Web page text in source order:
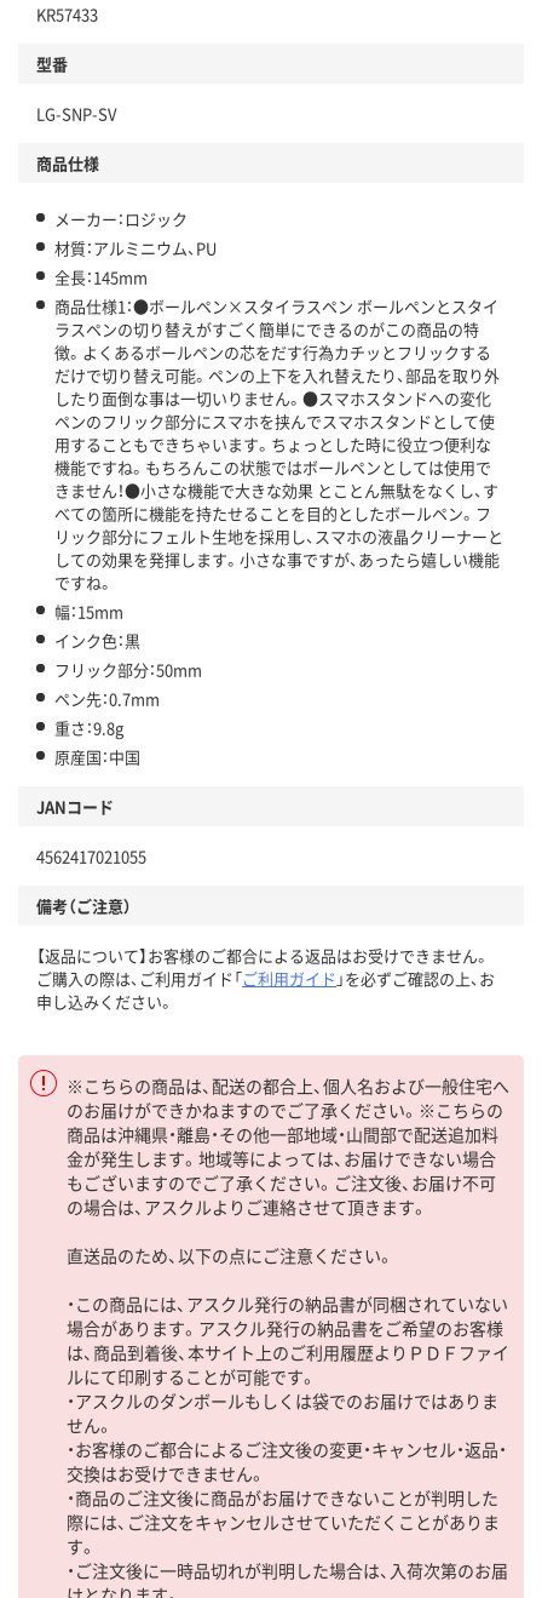
KR57433
型番
LG-SNP-SV
商品仕様
メーカー：ロジック
材質：アルミニウム、PU
全長：145mm
商品仕様1：●ボールペン×スタイラスペン ボールペンとスタイ
ラスペンの切り替えがすごく簡単にできるのがこの商品の特
徴。よくあるボールペンの芯をだす行為カチッとフリックする
だけで切り替え可能。ペンの上下を入れ替えたり、部品を取り外
したり面倒な事は一切いりません。●スマホスタンドへの変化
ペンのフリック部分にスマホを挟んでスマホスタンドとして使
用することもできちゃいます。ちょっとした時に役立つ便利な
機能ですね。もちろんこの状態ではボールペンとしては使用で
きません！●小さな機能で大きな効果 とことん無駄をなくし、す
べての箇所に機能を持たせることを目的としたボールペン。フ
リック部分にフェルト生地を採用し、スマホの液晶クリーナーと
しての効果を発揮します。小さな事ですが、あったら嬉しい機能
ですね。
幅：15mm
インク色：黒
フリック部分：50mm
ペン先：0.7mm
重さ：9.8g
原産国：中国
JANコード
4562417021055
備考（ご注意）
【返品について】お客様のご都合による返品はお受けできません。
ご購入の際は、ご利用ガイド「ご利用ガイド 」を必ずご確認の上、お
申し込みください。
※こちらの商品は、配送の都合上、個人名および一般住宅へ
のお届けができかねますのでご了承ください。※こちらの
商品は沖縄県・離島・その他一部地域・山間部で配送追加料
金が発生します。地域等によっては、お届けできない場合
もございますのでご了承ください。ご注文後、お届け不可
の場合は、アスクルよりご連絡させて頂きます。
直送品のため、以下の点にご注意ください。
・この商品には、アスクル発行の納品書が同梱されていない
場合があります。アスクル発行の納品書をご希望のお客様
は、商品到着後、本サイト上のご利用履歴よりＰＤＦファイ
ルにて印刷することが可能です。
・アスクルのダンボールもしくは袋でのお届けではありま
せん。
・お客様のご都合によるご注文後の変更・キャンセル・返品・
交換はお受けできません。
・商品のご注文後に商品がお届けできないことが判明した
際には、ご注文をキャンセルさせていただくことがありま
す。
・ご注文後に一時品切れが判明した場合は、入荷次第のお届